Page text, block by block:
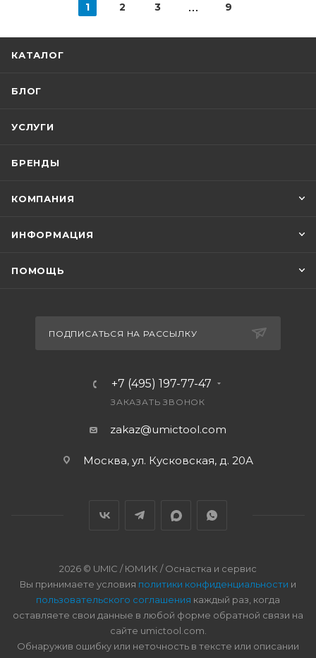
1 2 3 9
КАТАЛОГ
БЛОГ
УСЛУГИ
БРЕНДЫ
КОМПАНИЯ
ИНФОРМАЦИЯ
ПОМОЩЬ
ПОДПИСАТЬСЯ НА РАССЫЛКУ
+7 (495) 197-77-47
ЗАКАЗАТЬ ЗВОНОК
zakaz@umictool.com
Москва, ул. Кусковская, д. 20А
2026 © UMIC / ЮМИК / Оснастка и сервис
Вы принимаете условия политики конфиденциальности и
пользовательского соглашения каждый раз, когда
оставляете свои данные в любой форме обратной связи на
сайте umictool.com.
Обнаружив ошибку или неточность в тексте или описании